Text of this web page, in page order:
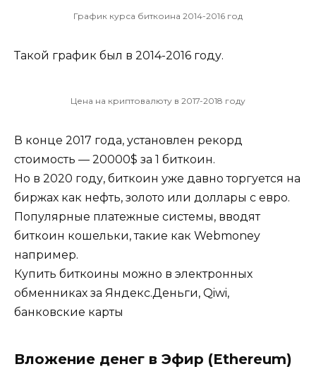
График курса биткоина 2014-2016 год
Такой график был в 2014-2016 году.
Цена на криптовалюту в 2017-2018 году
В конце 2017 года, установлен рекорд
стоимость — 20000$ за 1 биткоин.
Но в 2020 году, биткоин уже давно торгуется на
биржах как нефть, золото или доллары с евро.
Популярные платежные системы, вводят
биткоин кошельки, такие как Webmoney
например.
Купить биткоины можно в электронных
обменниках за Яндекс.Деньги, Qiwi,
банковские карты
Вложение денег в Эфир (Ethereum)